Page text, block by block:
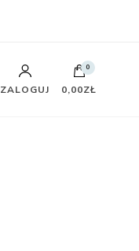
ZALOGUJ
0
0,00ZŁ